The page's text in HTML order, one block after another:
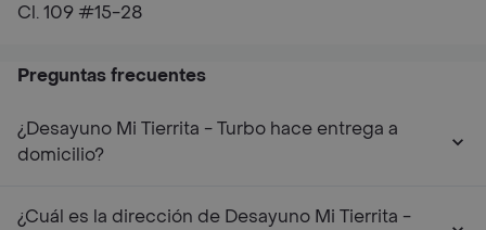
Cl. 109 #15-28
Preguntas frecuentes
¿Desayuno Mi Tierrita - Turbo hace entrega a
domicilio?
¿Cuál es la dirección de Desayuno Mi Tierrita -